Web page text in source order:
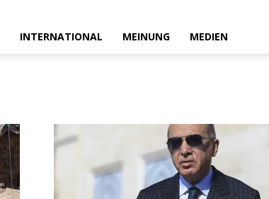
INTERNATIONAL MEINUNG MEDIEN